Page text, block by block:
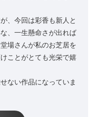
、今回は彩香も新人と
、一生懸命さが出れば
場さんが私のお芝居を
ことがとても光栄で嬉
ない作品になっていま